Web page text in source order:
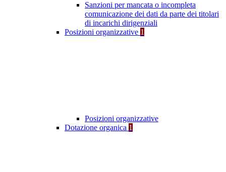
Sanzioni per mancata o incompleta
comunicazione dei dati da parte dei titolari
di incarichi dirigenziali
Posizioni organizzative 1
Posizioni organizzative
Dotazione organica 1